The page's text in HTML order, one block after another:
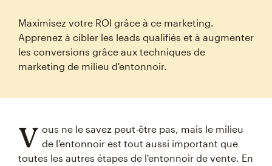
Maximisez votre ROI grâce à ce marketing.
Apprenez à cibler les leads qualifiés et à augmenter
les conversions grâce aux techniques de
marketing de milieu d'entonnoir.
V ous ne le savez peut-être pas, mais le milieu
de l'entonnoir est tout aussi important que
toutes les autres étapes de l'entonnoir de vente. En